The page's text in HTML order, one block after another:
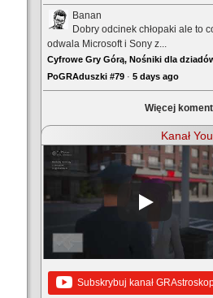
Banan
Dobry odcinek chłopaki ale to
odwala Microsoft i Sony z...
Cyfrowe Gry Górą, Nośniki dla
PoGRAduszki #79 · 5 days ago
Więcej
Kanał
Subskrybuj kanał